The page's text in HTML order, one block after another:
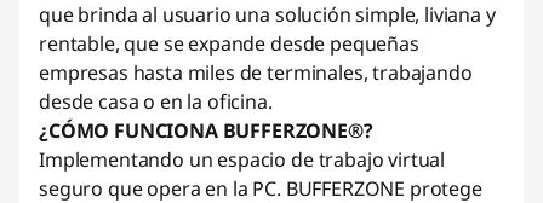
que brinda al usuario una solución simple, liviana y
rentable, que se expande desde pequeñas
empresas hasta miles de terminales, trabajando
desde casa o en la oficina.
¿CÓMO FUNCIONA BUFFERZONE®?
Implementando un espacio de trabajo virtual
seguro que opera en la PC. BUFFERZONE protege